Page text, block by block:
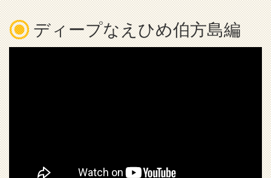
ディープなえひめ伯方島編